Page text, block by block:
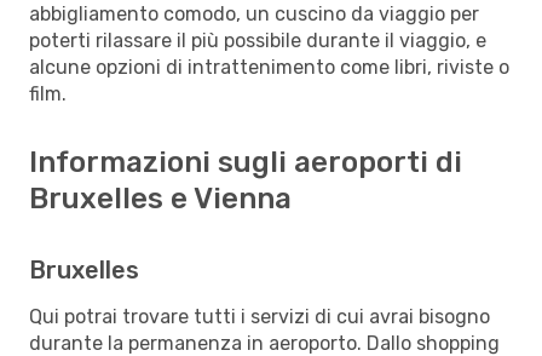
abbigliamento comodo, un cuscino da viaggio per
poterti rilassare il più possibile durante il viaggio, e
alcune opzioni di intrattenimento come libri, riviste o
film.
Informazioni sugli aeroporti di
Bruxelles e Vienna
Bruxelles
Qui potrai trovare tutti i servizi di cui avrai bisogno
durante la permanenza in aeroporto. Dallo shopping